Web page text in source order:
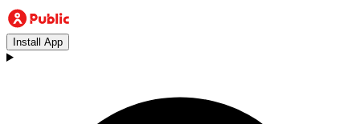
Install App